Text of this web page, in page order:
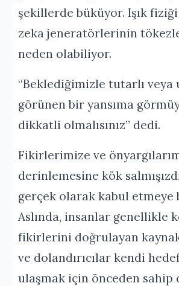
şekillerde büküyor. Işık
zeka jeneratörlerinin
neden olabiliyor.
“Beklediğimizle tutarlı veya
görünen bir yansıma
dikkatli olmalısınız” dedi.
Fikirlerimize ve
derinlemesine kök
gerçek olarak kabul etmeye
Aslında, insanlar genellikle
fikirlerini doğrulayan
ve dolandırıcılar kendi
ulaşmak için önceden sahip